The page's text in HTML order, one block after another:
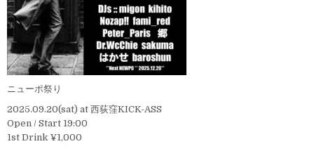
ニューポ祭り
2025.09.20(sat) at 西荻窪KICK-ASS
Open / Start 19:00
1st Drink ¥1,000